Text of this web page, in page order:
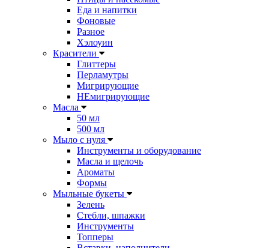
Еда и напитки
Фоновые
Разное
Хэлоуин
Красители
Глиттеры
Перламутры
Мигрирующие
НЕмигрирующие
Масла
50 мл
500 мл
Мыло с нуля
Инструменты и оборудование
Масла и щелочь
Ароматы
Формы
Мыльные букеты
Зелень
Стебли, шпажки
Инструменты
Топперы